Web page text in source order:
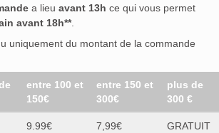
a lieu avant 13h ce qui vous permet
avant 18h**.
uniquement du montant de la commande
entre 100 et
150€
entre 150 et
300€
plus de
300 €
9.99€ 7,99€ GRATUIT